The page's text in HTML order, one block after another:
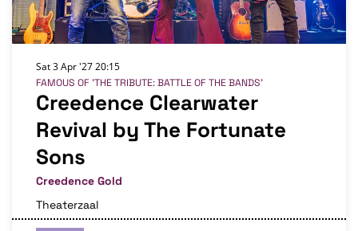
Creedence Clearwater
Revival by The Fortunate
Sons
Creedence Gold
FAMOUS OF 'THE TRIBUTE: BATTLE OF THE BANDS'
Sat 3 Apr '2720:15
Theaterzaal